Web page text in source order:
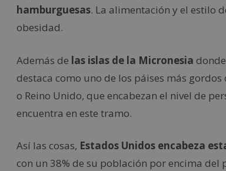
hamburguesas. La alimentación y el estilo
obesidad.
Además de las islas de la Micronesia
destaca como uno de los páises más
o Reino Unido, que encabezan el nivel de
encuentra en este tramo.
Así las cosas, Estados Unidos encabeza
con un 38% de su población por encima del